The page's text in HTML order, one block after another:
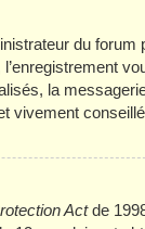
du
la
vivement
Actde